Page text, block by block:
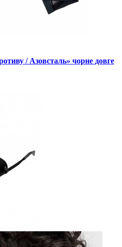
/ Азовсталь» чорне довге